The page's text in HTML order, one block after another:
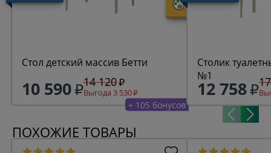
Стол детский массив Бетти
10 590 14 120
Выгода 3 530
+ 105 бонусов
Столик
№1
12 758
ПОХОЖИЕ ТОВАРЫ